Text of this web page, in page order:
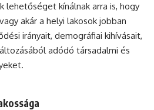
kínálnak arra is, hogy
akár a helyi lakosok jobban
irányait, demográfiai kihívásait,
adódó társadalmi és